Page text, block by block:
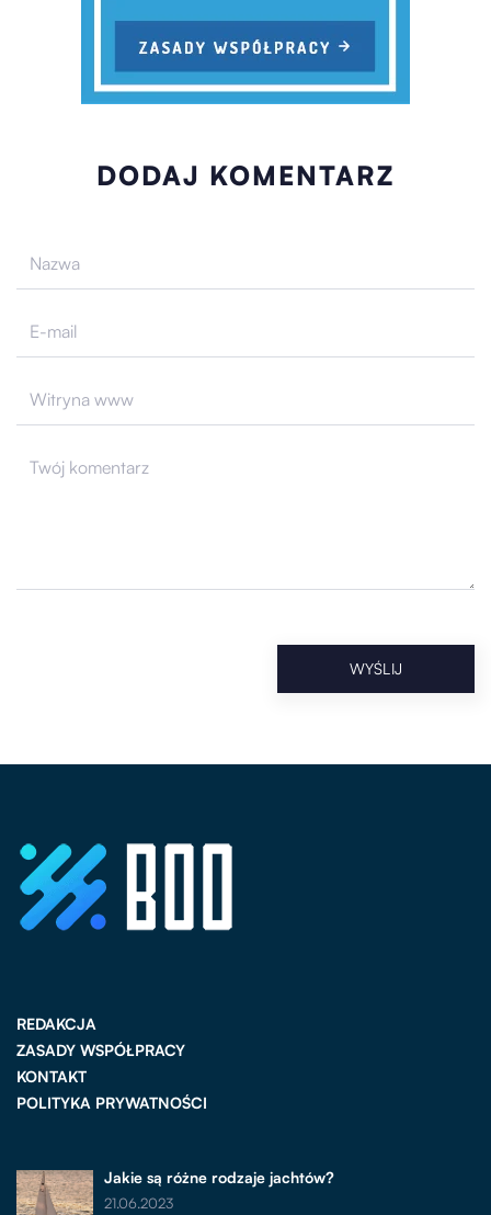
DODAJ KOMENTARZ
REDAKCJA
ZASADY WSPÓŁPRACY
KONTAKT
POLITYKA PRYWATNOŚCI
Jakie są różne rodzaje jachtów?
21.06.2023